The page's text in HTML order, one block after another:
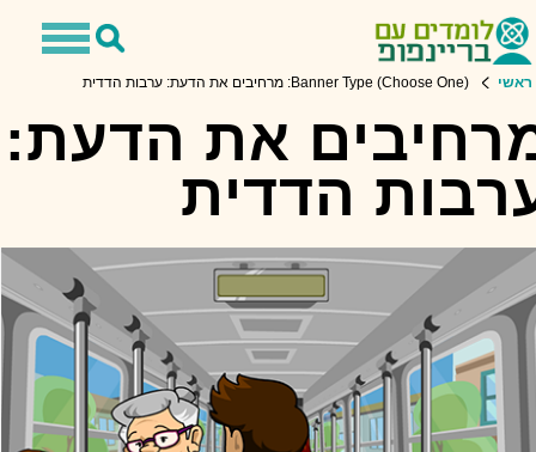
Toggle
Toggle
ראשי Banner Type (Choose One): מרחיבים את הדעת: ערבות הדדית
את הדעת:
הדדית